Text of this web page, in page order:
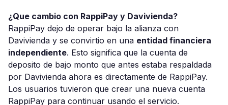
¿Que cambio con RappiPay y Davivienda?
RappiPay dejo de operar bajo la alianza con
Davivienda y se convirtio en una entidad financiera
independiente. Esto significa que la cuenta de
deposito de bajo monto que antes estaba respaldada
por Davivienda ahora es directamente de RappiPay.
Los usuarios tuvieron que crear una nueva cuenta
RappiPay para continuar usando el servicio.